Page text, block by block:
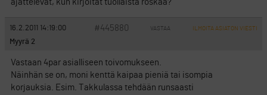
ajattelevat, kun kirjoitat tuollaista roskaa?
16.2.2011 14:19:00 #445880 VASTAA ILMOITA ASIATON VIESTI
Myyrä 2
Vastaan 4par asialliseen toivomukseen.
Näinhän se on, moni kenttä kaipaa pieniä tai isompia
korjauksia. Esim. Takkulassa tehdään runsaasti